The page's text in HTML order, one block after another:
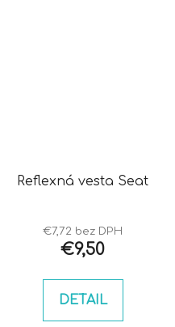
Reflexná vesta Seat
€7,72 bez DPH
€9,50
DETAIL